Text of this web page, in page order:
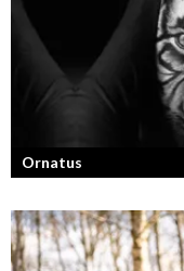
Ornatus
En av svergies mest
resa!